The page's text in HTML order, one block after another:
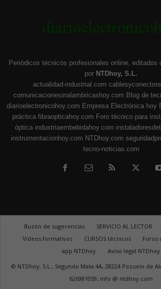
Periódicos técnicos profesionales online, editados
por NTDhoy, S.L.
actualidad-industrial.com
comunicacionesinalambricashoy.com Blog de
diarioelectronicohoy.com Empresa Electrónica hoy
práctica fibraopticahoy.com Foro técnico para
óptica industriaembebidahoy.com
instrumentacionhoy.com NTDhoy.com
tecno-noticias.com
Buzón de sugerencias SERVICIO AL LECTOR
Vídeos formativos
CURSOS técnicos
Foros
app NTDhoy
Aviso legal NTDhoy
© NTDhoy, S.L., Segundo Mata 4A, 28224 Pozuelo de
626981059, info @ ntdhoy.com